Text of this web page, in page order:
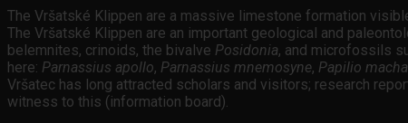
The Vršatské Klippen are a massive limestone formation
The Vršatské Klippen are an important geological and
belemnites, crinoids, the bivalve Posidonia, and microfossils
here: Parnassius apollo, Parnassius mnemosyne, Papilio
Vršatec has long attracted scholars and visitors; research
witness to this (information board).